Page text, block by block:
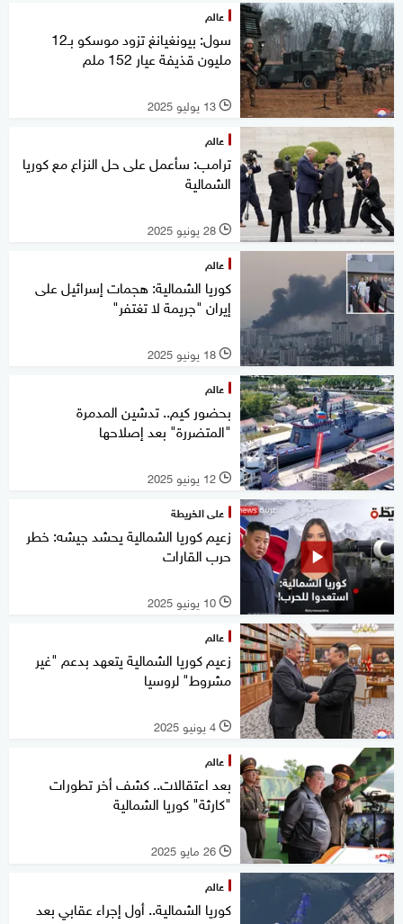
عالم
سول: بيونغيانغ تزود موسكو بـ12
مليون قذيفة عيار 152 ملم
l 13 يوليو 2025
عالم
ترامب: سأعمل على حل النزاع مع كوريا
الشمالية
l 28 يونيو 2025
عالم
كوريا الشمالية: هجمات إسرائيل على
إيران "جريمة لا تغتفر"
l 18 يونيو 2025
عالم
بحضور كيم.. تدشين المدمرة
"المتضررة" بعد إصلاحها
l 12 يونيو 2025
على الخريطة
زعيم كوريا الشمالية يحشد جيشه: خطر
حرب القارات
l 10 يونيو 2025
عالم
زعيم كوريا الشمالية يتعهد بدعم "غير
مشروط" لروسيا
l 4 يونيو 2025
عالم
بعد اعتقالات.. كشف أخر تطورات
"كارثة" كوريا الشمالية
l 26 مايو 2025
عالم
كوريا الشمالية.. أول إجراء عقابي بعد